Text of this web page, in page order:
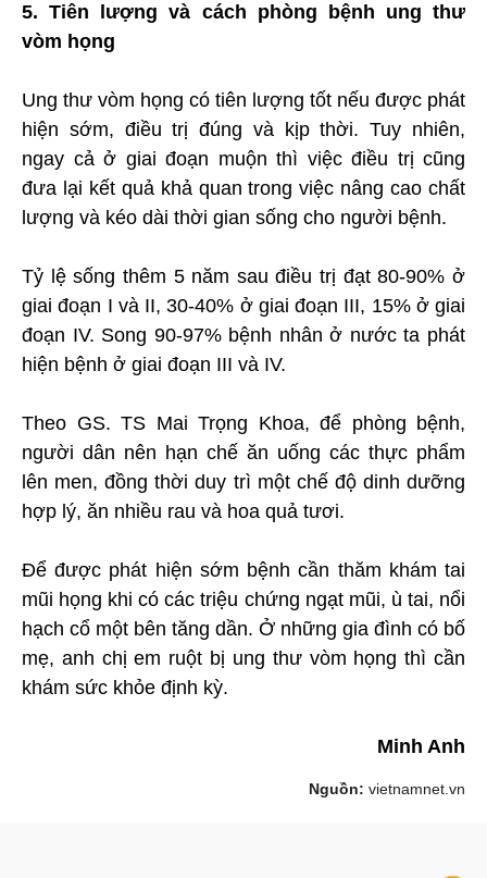
5. Tiên lượng và cách phòng bệnh ung thư
vòm họng
Ung thư vòm họng có tiên lượng tốt nếu được phát
hiện sớm, điều trị đúng và kịp thời. Tuy nhiên,
ngay cả ở giai đoạn muộn thì việc điều trị cũng
đưa lại kết quả khả quan trong việc nâng cao chất
lượng và kéo dài thời gian sống cho người bệnh.
Tỷ lệ sống thêm 5 năm sau điều trị đạt 80-90% ở
giai đoạn I và II, 30-40% ở giai đoạn III, 15% ở giai
đoạn IV. Song 90-97% bệnh nhân ở nước ta phát
hiện bệnh ở giai đoạn III và IV.
Theo GS. TS Mai Trọng Khoa, để phòng bệnh,
người dân nên hạn chế ăn uống các thực phẩm
lên men, đồng thời duy trì một chế độ dinh dưỡng
hợp lý, ăn nhiều rau và hoa quả tươi.
Để được phát hiện sớm bệnh cần thăm khám tai
mũi họng khi có các triệu chứng ngạt mũi, ù tai, nổi
hạch cổ một bên tăng dần. Ở những gia đình có bố
mẹ, anh chị em ruột bị ung thư vòm họng thì cần
khám sức khỏe định kỳ.
Minh Anh
Nguồn: vietnamnet.vn